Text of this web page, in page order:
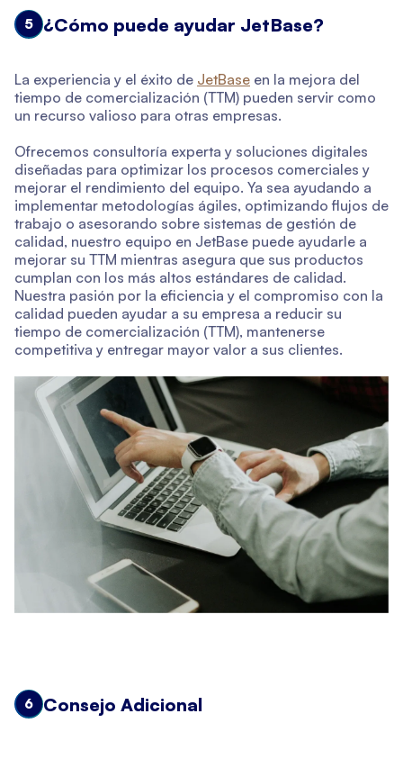
5 ¿Cómo puede ayudar JetBase?
La experiencia y el éxito de JetBase en la mejora del
tiempo de comercialización (TTM) pueden servir como
un recurso valioso para otras empresas.
Ofrecemos consultoría experta y soluciones digitales
diseñadas para optimizar los procesos comerciales y
mejorar el rendimiento del equipo. Ya sea ayudando a
implementar metodologías ágiles, optimizando flujos de
trabajo o asesorando sobre sistemas de gestión de
calidad, nuestro equipo en JetBase puede ayudarle a
mejorar su TTM mientras asegura que sus productos
cumplan con los más altos estándares de calidad.
Nuestra pasión por la eficiencia y el compromiso con la
calidad pueden ayudar a su empresa a reducir su
tiempo de comercialización (TTM), mantenerse
competitiva y entregar mayor valor a sus clientes.
6 Consejo Adicional